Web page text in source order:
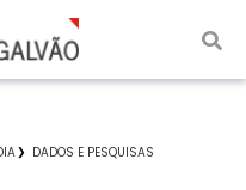
DADOS E PESQUISAS